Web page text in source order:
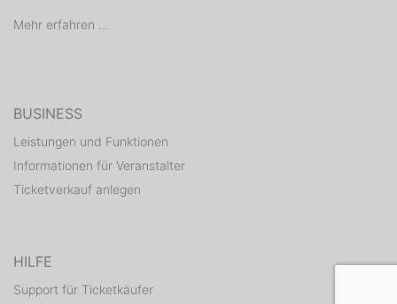
Mehr erfahren ...
BUSINESS
Leistungen und Funktionen
Informationen für Veranstalter
Ticketverkauf anlegen
HILFE
Support für Ticketkäufer